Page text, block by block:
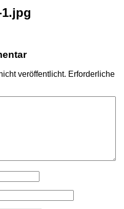
veröffentlicht. Erforderliche